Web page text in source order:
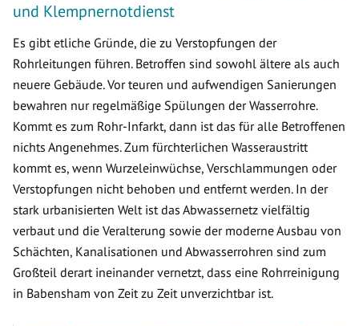
und Klempnernotdienst
Es gibt etliche Gründe, die zu Verstopfungen der
Rohrleitungen führen. Betroffen sind sowohl ältere als auch
neuere Gebäude. Vor teuren und aufwendigen Sanierungen
bewahren nur regelmäßige Spülungen der Wasserrohre.
Kommt es zum Rohr-Infarkt, dann ist das für alle Betroffenen
nichts Angenehmes. Zum fürchterlichen Wasseraustritt
kommt es, wenn Wurzeleinwüchse, Verschlammungen oder
Verstopfungen nicht behoben und entfernt werden. In der
stark urbanisierten Welt ist das Abwassernetz vielfältig
verbaut und die Veralterung sowie der moderne Ausbau von
Schächten, Kanalisationen und Abwasserrohren sind zum
Großteil derart ineinander vernetzt, dass eine Rohrreinigung
in Babensham von Zeit zu Zeit unverzichtbar ist.